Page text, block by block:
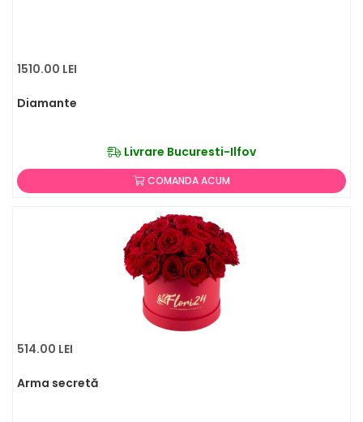
1510.00 LEI
Diamante
Livrare Bucuresti-Ilfov
COMANDA ACUM
514.00 LEI
Arma secretă